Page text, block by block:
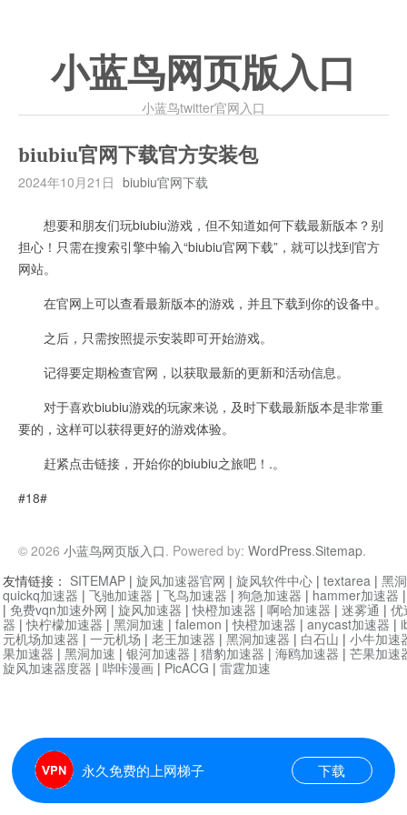
小蓝鸟网页版入口
小蓝鸟twitter官网入口
biubiu官网下载官方安装包
2024年10月21日 biubiu官网下载
想要和朋友们玩biubiu游戏，但不知道如何下载最新版本？别
担心！只需在搜索引擎中输入“biubiu官网下载”，就可以找到官方
网站。
在官网上可以查看最新版本的游戏，并且下载到你的设备中。
之后，只需按照提示安装即可开始游戏。
记得要定期检查官网，以获取最新的更新和活动信息。
对于喜欢biubiu游戏的玩家来说，及时下载最新版本是非常重
要的，这样可以获得更好的游戏体验。
赶紧点击链接，开始你的biubiu之旅吧！.。
#18#
© 2026 小蓝鸟网页版入口. Powered by: WordPress.Sitemap.
永久免费的上网梯子 下载
友情链接： SITEMAP | 旋风加速器官网 | 旋风软件中心 | textarea | 黑
quickq加速器 | 飞驰加速器 | 飞鸟加速器 | 狗急加速器 | hammer加速器
| 免费vqn加速外网 | 旋风加速器 |快橙加速器 | 啊哈加速器 | 迷雾通 | 优
器 |快柠檬加速器 | 黑洞加速 | falemon |快橙加速器 | anycast加速器 |
元机场加速器 | 一元机场 | 老王加速器 | 黑洞加速器 | 白石山 | 小牛加速
果加速器 | 黑洞加速 | 银河加速器 | 猎豹加速器 | 海鸥加速器 | 芒果加速
旋风加速器度器 | 哔咔漫画 | PicACG | 雷霆加速